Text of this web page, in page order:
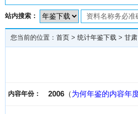
站内搜索：
您当前的位置： 首页 > 统计年鉴下载 > 甘肃
内容年份： 2006 （为何年鉴的内容年